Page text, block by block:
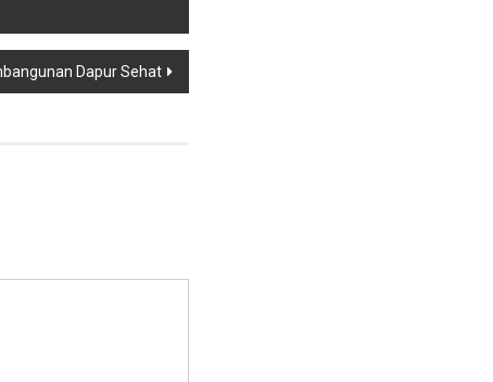
Dapur Sehat